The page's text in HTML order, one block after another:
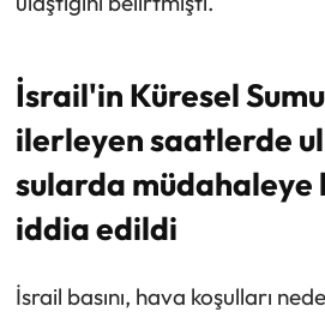
İsrail'in Küresel
ilerleyen saatlerde
sularda müdahaleye
iddia edildi
İsrail basını, hava koşulları